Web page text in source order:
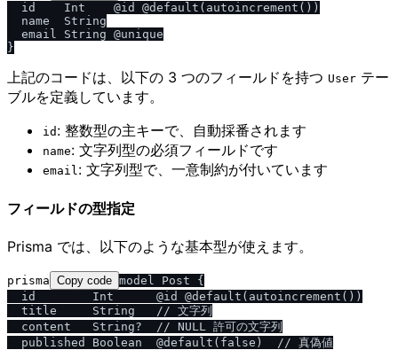
  id    Int    @id @default(autoincrement())
  name  String
  email String @unique
上記のコードは、以下の 3 つのフィールドを持つ User テー
ブルを定義しています。
id : 整数型の主キーで、自動採番されます
name: 文字列型の必須フィールドです
email: 文字列型で、一意制約が付いています
フィールドの型指定
Prisma では、以下のような基本型が使えます。
prisma Copy code model Post {
  id        Int      @id @default(autoincrement())
  title     String   // 文字列
  content   String?  // NULL 許可の文字列
  published Boolean  @default(false)  // 真偽値